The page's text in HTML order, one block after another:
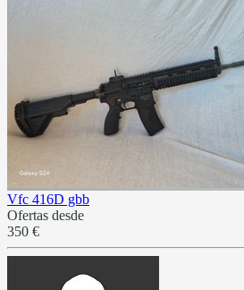
Vfc 416D gbb
Ofertas desde
350 €